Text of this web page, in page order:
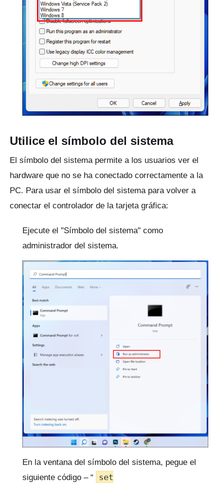
Utilice el símbolo del sistema
El símbolo del sistema permite a los usuarios ver el
hardware que no se ha conectado correctamente a la
PC. Para usar el símbolo del sistema para volver a
conectar el controlador de la tarjeta gráfica:
Ejecute el "Símbolo del sistema" como
administrador del sistema.
En la ventana del símbolo del sistema, pegue el
siguiente código – “
set